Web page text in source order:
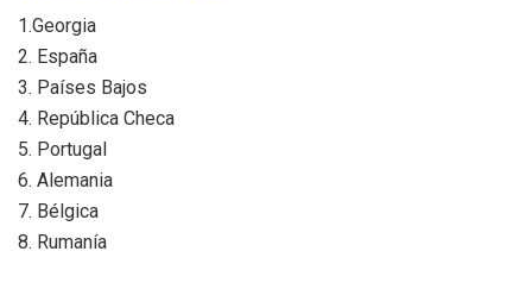
1.Georgia
2. España
3. Países Bajos
4. República Checa
5. Portugal
6. Alemania
7. Bélgica
8. Rumanía